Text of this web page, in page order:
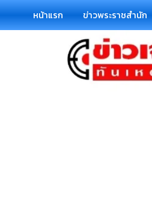
หน้าแรก ข่าวพระราชสำนัก